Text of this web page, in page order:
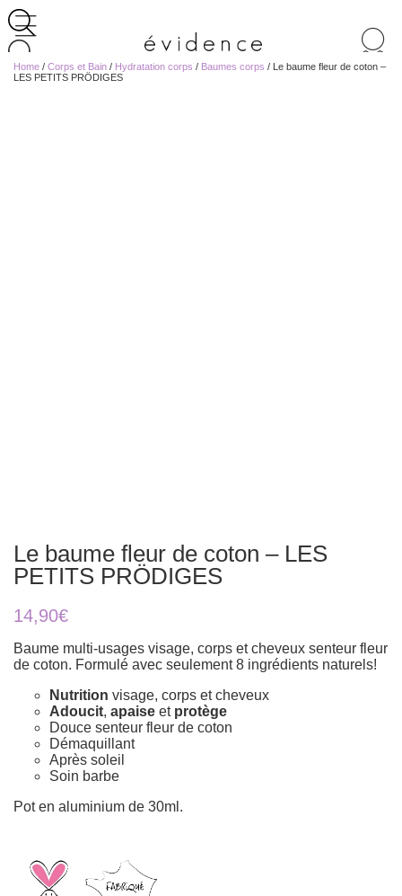
de
produits
Home / Corps et Bain / Hydratation corps / Baumes corps / Le baume fleur de coton –
LES PETITS PRÖDIGES
Le baume fleur de coton – LES
PETITS PRÖDIGES
14,90€
Baume multi-usages visage, corps et cheveux senteur fleur
de coton. Formulé avec seulement 8 ingrédients naturels!
Nutrition visage, corps et cheveux
Adoucit, apaise et protège
Douce senteur fleur de coton
Démaquillant
Après soleil
Soin barbe
Pot en aluminium de 30ml.